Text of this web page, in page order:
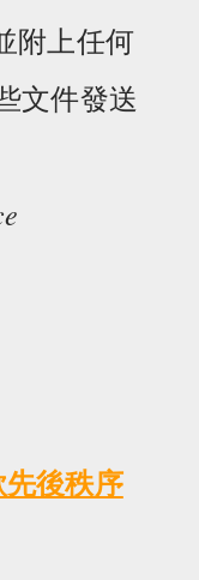
附上任何
文件發送
後秩序